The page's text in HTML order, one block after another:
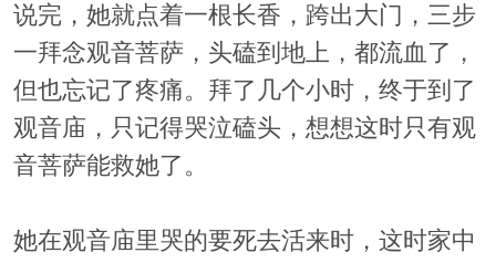
说完，她就点着一根长香，跨出大门，三步
一拜念观音菩萨，头磕到地上，都流血了，
但也忘记了疼痛。拜了几个小时，终于到了
观音庙，只记得哭泣磕头，想想这时只有观
音菩萨能救她了。
她在观音庙里哭的要死去活来时，这时家中